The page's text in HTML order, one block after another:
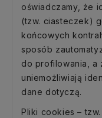
oświadczamy, że
(tzw. ciasteczek)
końcowych
sposób
do profilowania, a
uniemożliwiają
dane dotyczą.
Pliki cookies –